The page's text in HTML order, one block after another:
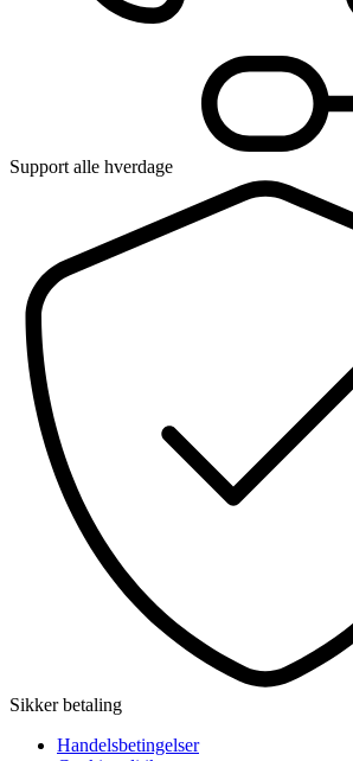
Support alle hverdage
Sikker betaling
Handelsbetingelser